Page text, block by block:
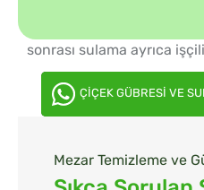
sonrası sulama ayrıca
ÇİÇEK GÜBRESİ VE
Mezar Temizleme ve